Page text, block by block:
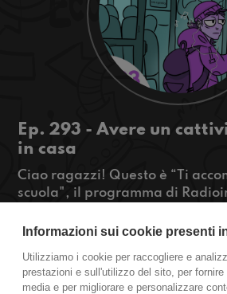
Ep. 293 - Avere un
in casa
Ciao ragazzi! Questo è “Ti
scuola", il programma di
08.00 che racconta la vita
com’è avere un cattivissimo
racconta Antonio, il nostro
Informazioni sui cookie presenti
Utilizziamo i cookie per raccogliere e
prestazioni e sull'utilizzo del sito, per fornire
media e per migliorare e personalizzare